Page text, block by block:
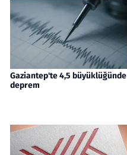
Gaziantep'te 4,5 büyüklüğünde
deprem